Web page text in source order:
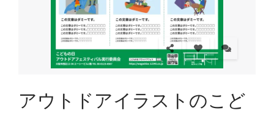
アウトドアイラストのこど